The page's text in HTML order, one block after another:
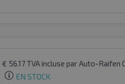
€ 56.17TVA incluse par Auto-Raifen
EN STOCK